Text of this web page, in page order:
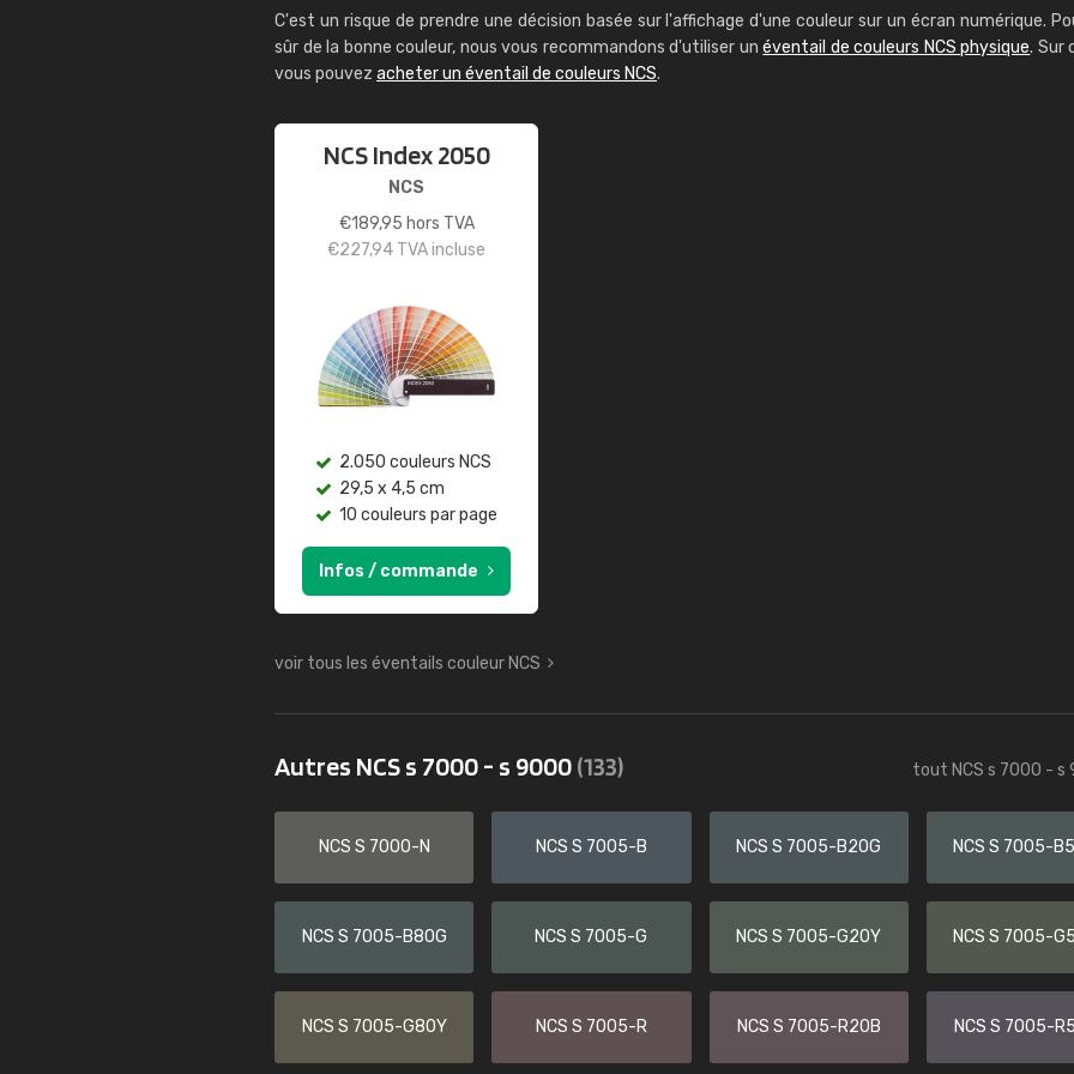
C'est un risque de prendre une décision basée sur l'affichage d'une couleur sur un écran numérique.
sûr de la bonne couleur, nous vous recommandons d'utiliser unéventail de couleurs NCS physique. Sur
vous pouvez acheter un éventail de couleurs NCS.
NCS Index 2050
NCS
€189,95 hors TVA
€227,94 TVA incluse
2.050 couleurs NCS
29,5 x 4,5 cm
10 couleurs par page
Infos / commande
voir tous les éventails couleur NCS
Autres NCS s 7000 - s 9000(133) tout NCS s 7000 - s
NCS S 7000-N NCS S 7005-B NCS S 7005-B20G NCS S 7005-
NCS S 7005-B80G NCS S 7005-G NCS S 7005-G20Y NCS S 7005-
NCS S 7005-G80Y NCS S 7005-R NCS S 7005-R20B NCS S 7005-